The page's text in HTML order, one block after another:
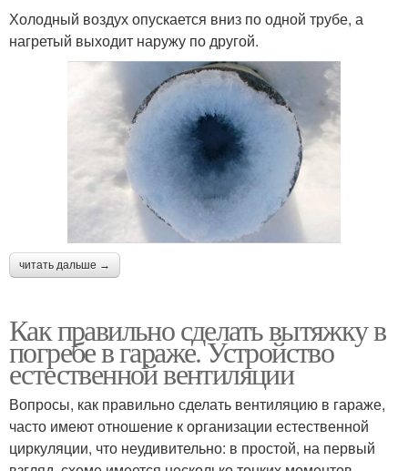
Холодный воздух опускается вниз по одной трубе, а
нагретый выходит наружу по другой.
читать дальше →
Как правильно сделать вытяжку в
погребе в гараже. Устройство
естественной вентиляции
Вопросы, как правильно сделать вентиляцию в гараже,
часто имеют отношение к организации естественной
циркуляции, что неудивительно: в простой, на первый